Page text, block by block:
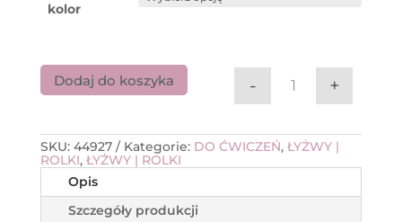
kolor
ilość
- +
Dodaj do koszyka
SKU: 44927 Kategorie: DO ĆWICZEŃ, ŁYŻWY |
ROLKI, ŁYŻWY | ROLKI
Opis
Szczegóły produkcji